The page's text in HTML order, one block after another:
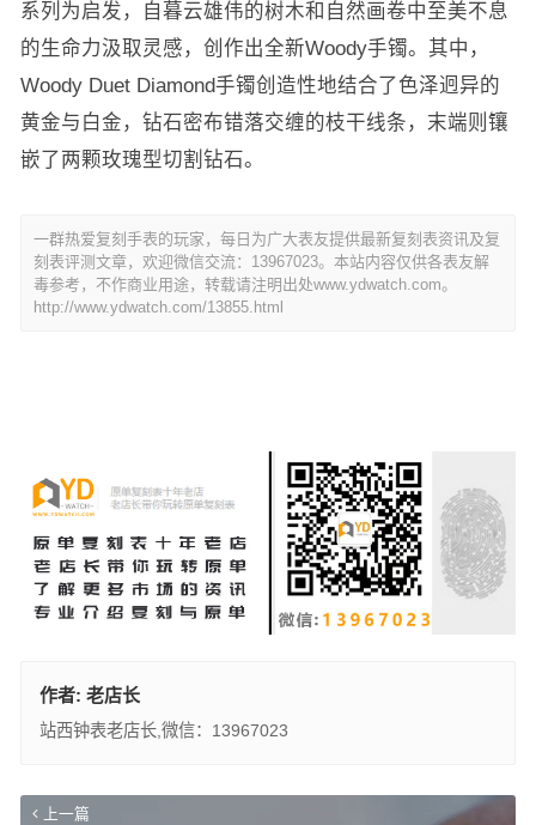
系列为启发，自暮云雄伟的树木和自然画卷中至美不息
的生命力汲取灵感，创作出全新Woody手镯。其中，
Woody Duet Diamond手镯创造性地结合了色泽迥异的
黄金与白金，钻石密布错落交缠的枝干线条，末端则镶
嵌了两颗玫瑰型切割钻石。
一群热爱复刻手表的玩家，每日为广大表友提供最新复刻表资讯及复
刻表评测文章，欢迎微信交流：13967023。本站内容仅供各表友解
毒参考，不作商业用途，转载请注明出处www.ydwatch.com。
http://www.ydwatch.com/13855.html
作者: 老店长
站西钟表老店长,微信：13967023
上一篇